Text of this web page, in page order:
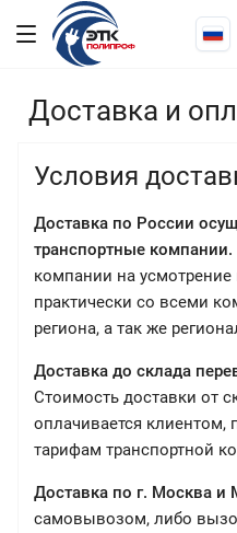
Доставка и
Условия
Доставка по России
транспортные компании.
компании на
практически со всеми
региона, а так же
Доставка до склада
Стоимость доставки от
оплачивается клиентом,
тарифам транспортной
Доставка по г. Москва и
самовывозом, либо